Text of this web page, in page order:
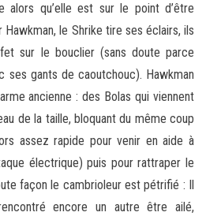
alors qu’elle est sur le point d’être
le Shrike tire ses éclairs, ils
sur le bouclier (sans doute parce
ses gants de caoutchouc). Hawkman
ancienne : des Bolas qui viennent
de la taille, bloquant du même coup
assez rapide pour venir en aide à
électrique) puis pour rattraper le
façon le cambrioleur est pétrifié : Il
encore un autre être ailé,